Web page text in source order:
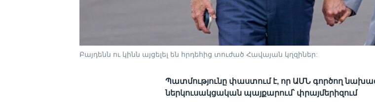
Բայդենն ու կինն այցելել են հրդեհից տուժած Հավայան կղզիներ:
Պատմությունը փաստում է, որ ԱՄՆ գործող
ներկուսակցական պայքարում՝ փրայմերիզում